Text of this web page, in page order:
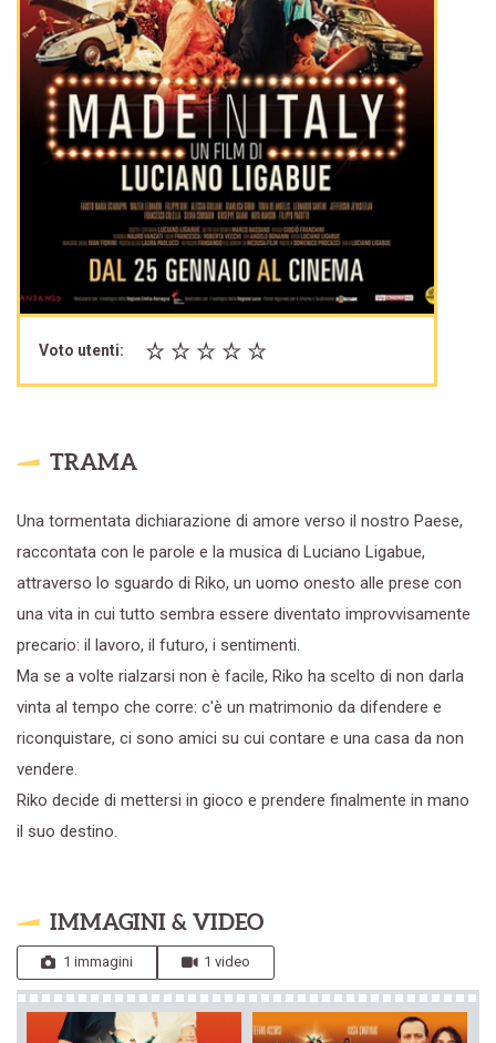
Voto utenti:
TRAMA
Una tormentata dichiarazione di amore verso il nostro Paese,
raccontata con le parole e la musica di Luciano Ligabue,
attraverso lo sguardo di Riko, un uomo onesto alle prese con
una vita in cui tutto sembra essere diventato improvvisamente
precario: il lavoro, il futuro, i sentimenti.
Ma se a volte rialzarsi non è facile, Riko ha scelto di non darla
vinta al tempo che corre: c'è un matrimonio da difendere e
riconquistare, ci sono amici su cui contare e una casa da non
vendere.
Riko decide di mettersi in gioco e prendere finalmente in mano
il suo destino.
IMMAGINI & VIDEO
1 immagini 1 video